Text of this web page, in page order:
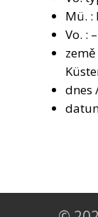
Mü. :
Vo. : –
dnes